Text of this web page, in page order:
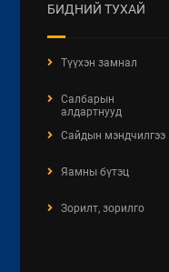
БИДНИЙ ТУХАЙ
Түүхэн замнал
Салбарын
алдартнууд
Сайдын мэндчилгээ
Яамны бүтэц
Зорилт, зорилго